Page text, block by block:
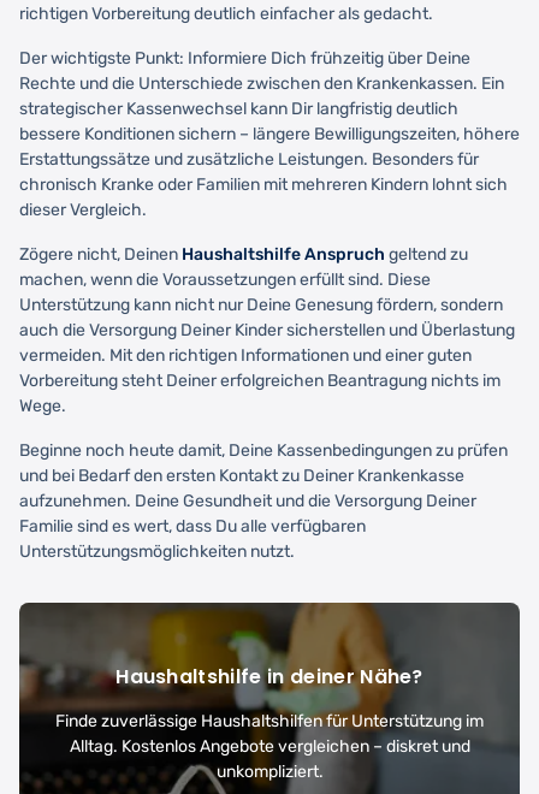
richtigen Vorbereitung deutlich einfacher als gedacht.
Der wichtigste Punkt: Informiere Dich frühzeitig über Deine
Rechte und die Unterschiede zwischen den Krankenkassen. Ein
strategischer Kassenwechsel kann Dir langfristig deutlich
bessere Konditionen sichern – längere Bewilligungszeiten, höhere
Erstattungssätze und zusätzliche Leistungen. Besonders für
chronisch Kranke oder Familien mit mehreren Kindern lohnt sich
dieser Vergleich.
Zögere nicht, Deinen Haushaltshilfe Anspruch geltend zu
machen, wenn die Voraussetzungen erfüllt sind. Diese
Unterstützung kann nicht nur Deine Genesung fördern, sondern
auch die Versorgung Deiner Kinder sicherstellen und Überlastung
vermeiden. Mit den richtigen Informationen und einer guten
Vorbereitung steht Deiner erfolgreichen Beantragung nichts im
Wege.
Beginne noch heute damit, Deine Kassenbedingungen zu prüfen
und bei Bedarf den ersten Kontakt zu Deiner Krankenkasse
aufzunehmen. Deine Gesundheit und die Versorgung Deiner
Familie sind es wert, dass Du alle verfügbaren
Unterstützungsmöglichkeiten nutzt.
Haushaltshilfe in deiner Nähe?
Finde zuverlässige Haushaltshilfen für Unterstützung im
Alltag. Kostenlos Angebote vergleichen – diskret und
unkompliziert.